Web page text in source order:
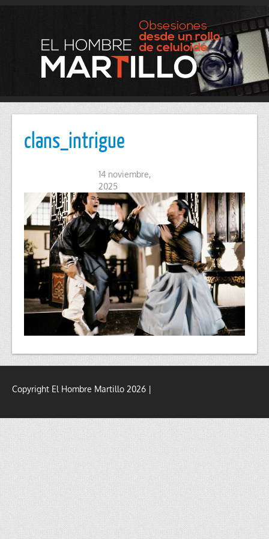
clans_intrigue
14 noviembre,
2025
Copyright El Hombre Martillo 2026 |